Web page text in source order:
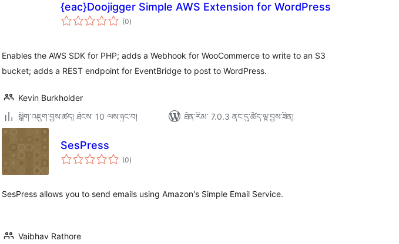
{eac}Doojigger Simple AWS Extension for WordPress
(0གདེང་
འཇོག་
)
Enables the AWS SDK for PHP; adds a Webhook for WooCommerce to write to an S3
bucket; adds a REST endpoint for EventBridge to post to WordPress.
Kevin Burkholder
སྒྲིག་འཇུག་བྱས་ཚད། ཐེངས་ 10 ལས་ཉུང་བ།
ཐོན་རིམ་ 7.0.3 ནང་དུ་ཚོད་ལྟ་བྱས་ཟིན།
SesPress
(0གདེང་
འཇོག་
)
SesPress allows you to send emails using Amazon's Simple Email Service.
Vaibhav Rathore